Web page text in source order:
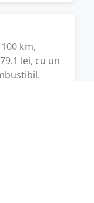
km,
lei, cu un